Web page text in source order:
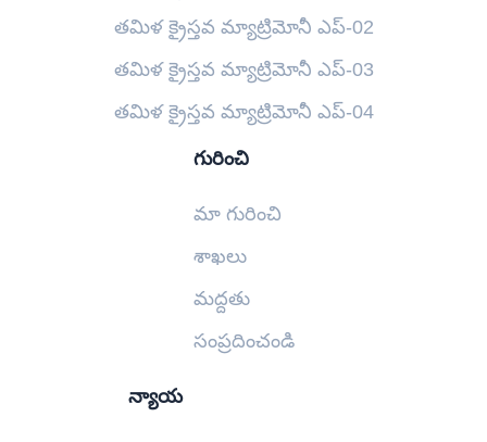
తమిళ క్రైస్తవ మ్యాట్రిమోనీ ఎప్-02
తమిళ క్రైస్తవ మ్యాట్రిమోనీ ఎప్-03
తమిళ క్రైస్తవ మ్యాట్రిమోనీ ఎప్-04
గురించి
మా గురించి
శాఖలు
మద్దతు
సంప్రదించండి
న్యాయ